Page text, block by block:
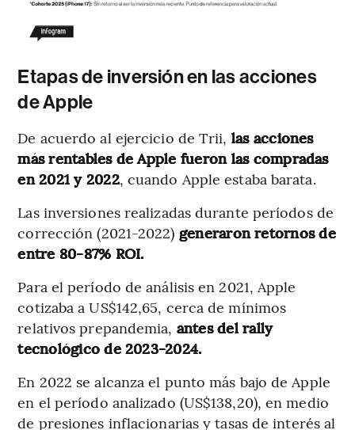
Etapas de inversión en las acciones
de Apple
De acuerdo al ejercicio de Trii, las acciones
más rentables de Apple fueron las compradas
en 2021 y 2022, cuando Apple estaba barata.
Las inversiones realizadas durante períodos de
corrección (2021-2022) generaron retornos de
entre 80-87% ROI.
Para el período de análisis en 2021, Apple
cotizaba a US$142,65, cerca de mínimos
relativos prepandemia, antes del rally
tecnológico de 2023-2024.
En 2022 se alcanza el punto más bajo de Apple
en el período analizado (US$138,20), en medio
de presiones inflacionarias y tasas de interés al